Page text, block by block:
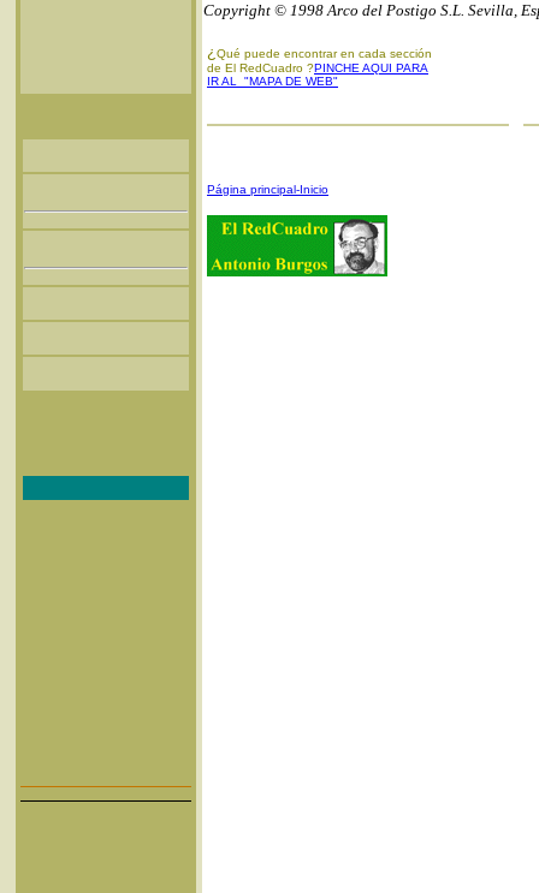
Copyright © 1998 Arco del Postigo S.L. Sevilla,
¿ Qué puede encontrar en cada sección
de El RedCuadro ?PINCHE AQUI PARA
IR AL "MAPA DE WEB"
Página principal-Inicio